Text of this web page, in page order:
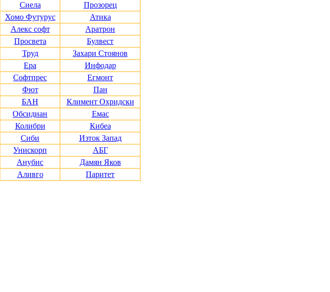
Сиела
Прозорец
Хомо Футурус
Атика
Алекс софт
Аратрон
Просвета
Булвест
Труд
Захари Стоянов
Ера
Инфодар
Софтпрес
Егмонт
Фют
Пан
БАН
Климент Охридски
Обсидиан
Емас
Колибри
Кибеа
Сиби
Изток Запад
Унискорп
АБГ
Анубис
Дамян Яков
Аливго
Паритет